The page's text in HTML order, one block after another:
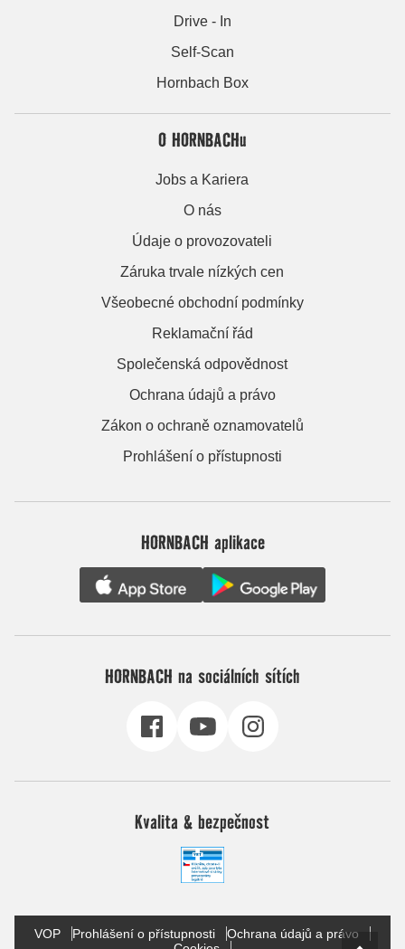
Drive - In
Self-Scan
Hornbach Box
O HORNBACHu
Jobs a Kariera
O nás
Údaje o provozovateli
Záruka trvale nízkých cen
Všeobecné obchodní podmínky
Reklamační řád
Společenská odpovědnost
Ochrana údajů a právo
Zákon o ochraně oznamovatelů
Prohlášení o přístupnosti
HORNBACH aplikace
HORNBACH na sociálních sítích
Kvalita & bezpečnost
VOP Prohlášení o přístupnosti
Ochrana údajů a právo